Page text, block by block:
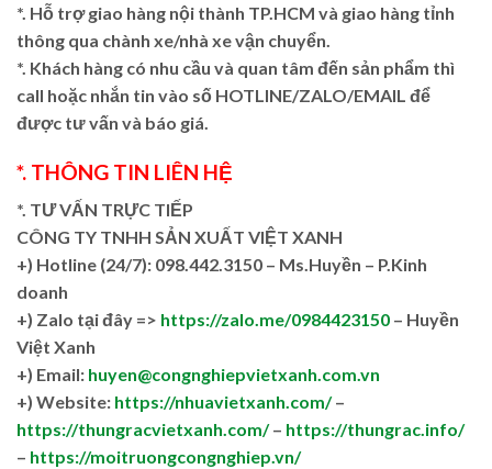
*. Hỗ trợ giao hàng nội thành TP.HCM và giao hàng tỉnh
thông qua chành xe/nhà xe vận chuyển.
*. Khách hàng có nhu cầu và quan tâm đến sản phẩm thì
call hoặc nhắn tin vào số HOTLINE/ZALO/EMAIL để
được tư vấn và báo giá.
*. THÔNG TIN LIÊN HỆ
*. TƯ VẤN TRỰC TIẾP
CÔNG TY TNHH SẢN XUẤT VIỆT XANH
+) Hotline (24/7): 098.442.3150 – Ms.Huyền – P.Kinh
doanh
+) Zalo tại đây => https://zalo.me/0984423150 – Huyền
Việt Xanh
+) Email: huyen@congnghiepvietxanh.com.vn
+) Website: https://nhuavietxanh.com/–
https://thungracvietxanh.com/– https://thungrac.info/
– https://moitruongcongnghiep.vn/